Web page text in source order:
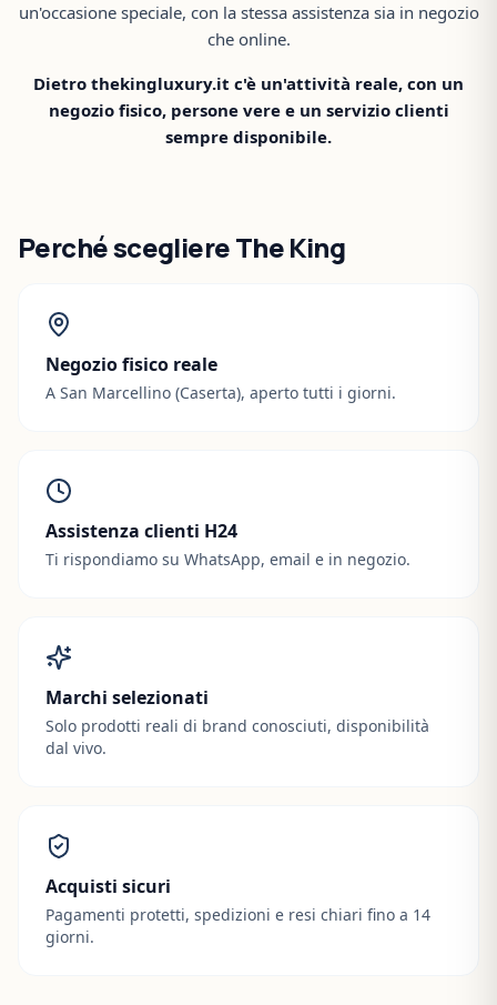
un'occasione speciale, con la stessa assistenza sia in negozio
che online.
Dietro thekingluxury.it c'è un'attività reale, con un
negozio fisico, persone vere e un servizio clienti
sempre disponibile.
Perché scegliere The King
Negozio fisico reale
A San Marcellino (Caserta), aperto tutti i giorni.
Assistenza clienti H24
Ti rispondiamo su WhatsApp, email e in negozio.
Marchi selezionati
Solo prodotti reali di brand conosciuti, disponibilità
dal vivo.
Acquisti sicuri
Pagamenti protetti, spedizioni e resi chiari fino a 14
giorni.